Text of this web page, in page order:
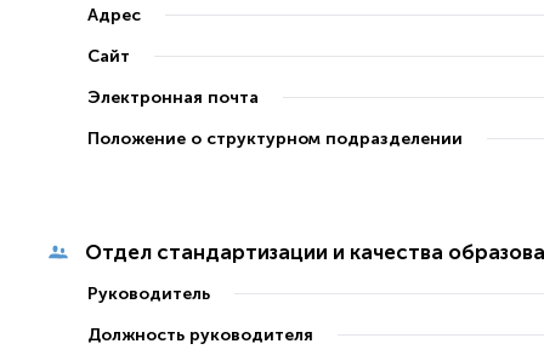
Адрес
Сайт
Электронная почта
Положение о структурном подразделении
Отдел стандартизации и качества
Руководитель
Должность руководителя